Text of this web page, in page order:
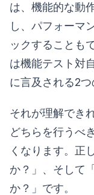
は、機能的な動
し、パフォーマ
ックすることも
は機能テスト対
に言及される2つ
それが理解でき
どちらを行うべ
くなります。正
か？」、そして
か？」です。